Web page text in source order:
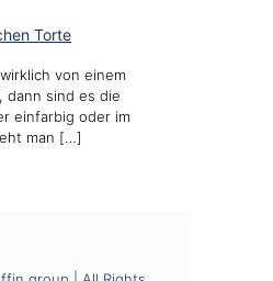
Torte
von einem
dann sind es die
einfarbig oder im
man […]